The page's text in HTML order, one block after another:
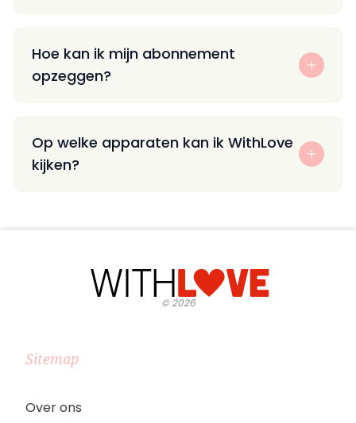
Hoe kan ik mijn abonnement
opzeggen?
Op welke apparaten kan ik WithLove
kijken?
©2026
Sitemap
Over ons